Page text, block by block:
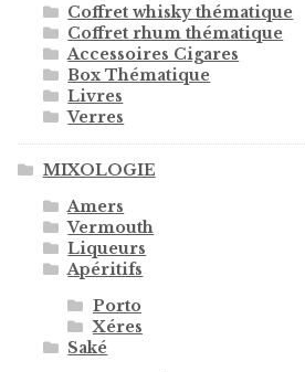
Coffret whisky thématique
Coffret rhum thématique
Accessoires Cigares
Box Thématique
Livres
Verres
MIXOLOGIE
Amers
Vermouth
Liqueurs
Apéritifs
Porto
Xéres
Saké